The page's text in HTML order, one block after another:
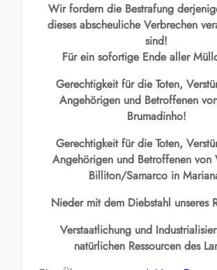
Wir fordern die Bestrafung
dieses abscheuliche Verbrechen
sind!
Für ein sofortige Ende aller
Gerechtigkeit für die Toten,
Angehörigen und Betroffenen
Brumadinho!
Gerechtigkeit für die Toten,
Angehörigen und Betroffenen von
Billiton/Samarco in
Nieder mit dem Diebstahl unseres
Verstaatlichung und
natürlichen Ressourcen des